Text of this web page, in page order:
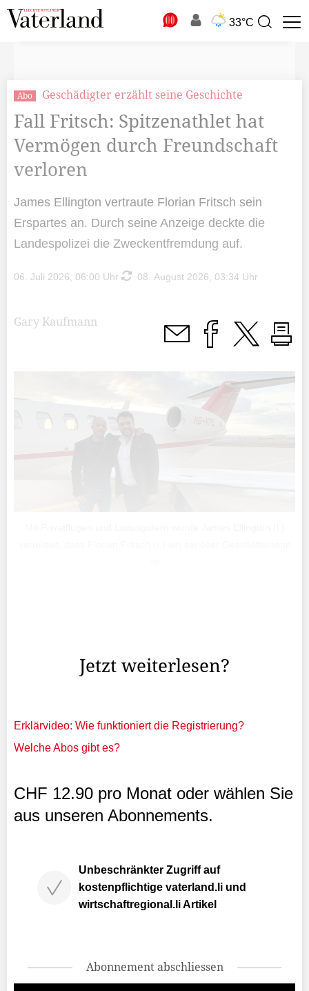
33°C
Suchbegriff
Abo Geschädigter erzählt seine Geschichte
Fall Fritsch: Spitzenathlet hat
Vermögen durch Freundschaft
verloren
James Ellington vertraute Florian Fritsch sein
Erspartes an. Durch seine Anzeige deckte die
Landespolizei die Zweckentfremdung auf.
06. Juli 2026, 06:00 Uhr 08. August 2026, 03:34 Uhr
Gary Kaufmann
Jetzt weiterlesen?
Erklärvideo: Wie funktioniert die Registrierung?
Welche Abos gibt es?
CHF 12.90 pro Monat oder wählen Sie
aus unseren Abonnements.
Unbeschränkter Zugriff auf
kostenpflichtige vaterland.li und
wirtschaftregional.li Artikel
Abonnement abschliessen